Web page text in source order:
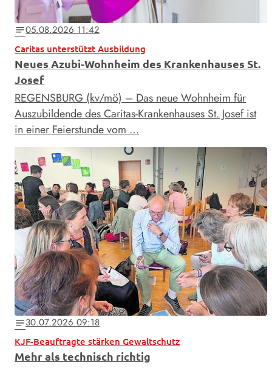
notes05.08.2026 11:42
Caritas unterstützt Ausbildung
Neues Azubi-Wohnheim des Krankenhauses St.
Josef
REGENSBURG (kv/mö) – Das neue Wohnheim für
Auszubildende des Caritas-Krankenhauses St. Josef ist
in einer Feierstunde vom …
notes30.07.2026 09:18
KJF-Beauftragte stärken Gewaltschutz
Mehr als technisch richtig